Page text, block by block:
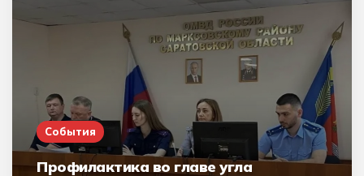
События
Профилактика во главе угла